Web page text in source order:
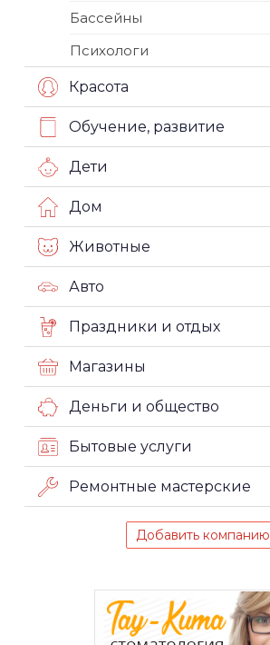
Бассейны
Психологи
Красота
Обучение, развитие
Дети
Дом
Животные
Авто
Праздники и отдых
Магазины
Деньги и общество
Бытовые услуги
Ремонтные мастерские
Добавить компанию